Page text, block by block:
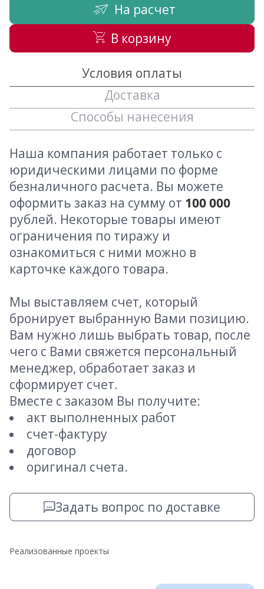
На расчет
В корзину
Условия оплаты
Доставка
Способы нанесения
Наша компания работает только с
юридическими лицами по форме
безналичного расчета. Вы можете
оформить заказ на сумму от 100 000
рублей. Некоторые товары имеют
ограничения по тиражу и
ознакомиться с ними можно в
карточке каждого товара.
Мы выставляем счет, который
бронирует выбранную Вами позицию.
Вам нужно лишь выбрать товар, после
чего с Вами свяжется персональный
менеджер, обработает заказ и
сформирует счет.
Вместе с заказом Вы получите:
акт выполненных работ
счет-фактуру
договор
оригинал счета.
Задать вопрос по доставке
Реализованные проекты